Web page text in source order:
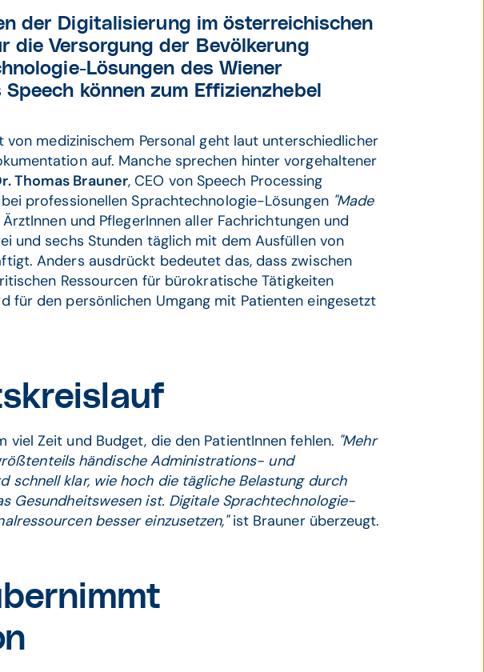
der Digitalisierung im österreichischen
die Versorgung der Bevölkerung
Lösungen des Wiener
können zum Effizienzhebel
medizinischem Personal geht laut unterschiedlicher
auf. Manche sprechen hinter vorgehaltener
Thomas Brauner, CEO von Speech Processing
professionellen Sprachtechnologie-Lösungen"Made
und PflegerInnen aller Fachrichtungen und
und sechs Stunden täglich mit dem Ausfüllen von
Anders ausdrückt bedeutet das, dass zwischen
Ressourcen für bürokratische Tätigkeiten
für den persönlichen Umgang mit Patienten eingesetzt
viel Zeit und Budget, die den PatientInnen fehlen. "Mehr
händische Administrations- und
schnell klar, wie hoch die tägliche Belastung durch
Gesundheitswesen ist. Digitale Sprachtechnologie-
besser einzusetzen,"ist Brauner überzeugt.